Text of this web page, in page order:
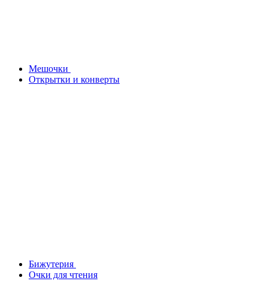
Мешочки
Открытки и конверты
Бижутерия
Очки для чтения